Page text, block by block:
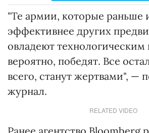
"Те армии, которые раньше
эффективнее других
овладеют технологическим
вероятно, победят. Все
всего, станут жертвами", —
журнал.
RELATED VIDEO